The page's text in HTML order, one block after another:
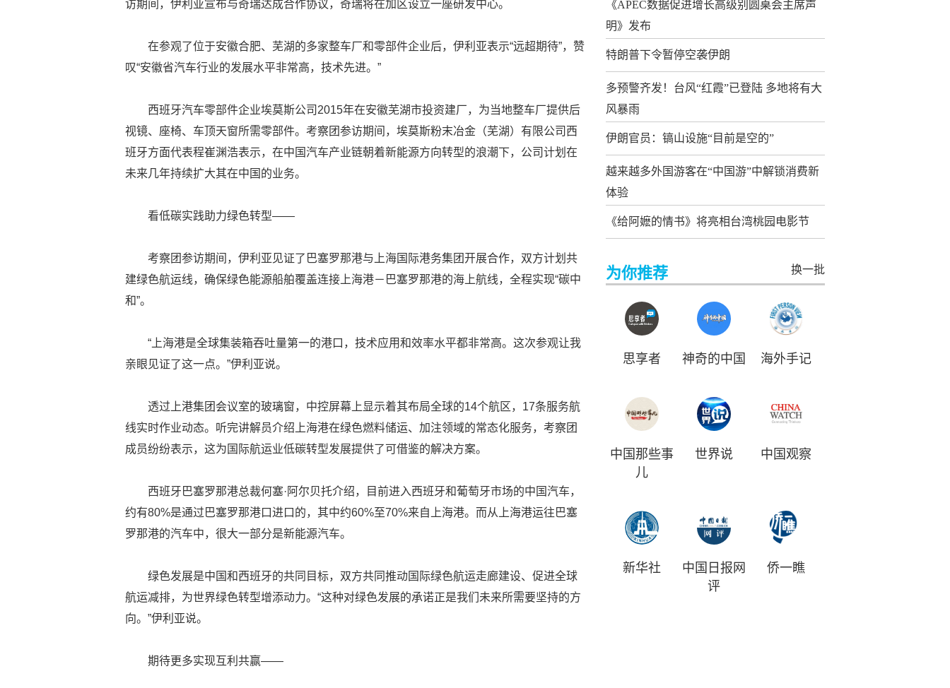
访期间，伊利亚宣布与奇瑞达成合作协议，奇瑞将在加区设立一座研发中心。
在参观了位于安徽合肥、芜湖的多家整车厂和零部件企业后，伊利亚表示“远超期待”，赞
叹“安徽省汽车行业的发展水平非常高，技术先进。”
西班牙汽车零部件企业埃莫斯公司2015年在安徽芜湖市投资建厂，为当地整车厂提供后
视镜、座椅、车顶天窗所需零部件。考察团参访期间，埃莫斯粉末冶金（芜湖）有限公司西
班牙方面代表程崔渊浩表示，在中国汽车产业链朝着新能源方向转型的浪潮下，公司计划在
未来几年持续扩大其在中国的业务。
看低碳实践助力绿色转型——
考察团参访期间，伊利亚见证了巴塞罗那港与上海国际港务集团开展合作，双方计划共
建绿色航运线，确保绿色能源船舶覆盖连接上海港－巴塞罗那港的海上航线，全程实现“碳中
和”。
“上海港是全球集装箱吞吐量第一的港口，技术应用和效率水平都非常高。这次参观让我
亲眼见证了这一点。”伊利亚说。
透过上港集团会议室的玻璃窗，中控屏幕上显示着其布局全球的14个航区，17条服务航
线实时作业动态。听完讲解员介绍上海港在绿色燃料储运、加注领域的常态化服务，考察团
成员纷纷表示，这为国际航运业低碳转型发展提供了可借鉴的解决方案。
西班牙巴塞罗那港总裁何塞·阿尔贝托介绍，目前进入西班牙和葡萄牙市场的中国汽车，
约有80%是通过巴塞罗那港口进口的，其中约60%至70%来自上海港。而从上海港运往巴塞
罗那港的汽车中，很大一部分是新能源汽车。
绿色发展是中国和西班牙的共同目标，双方共同推动国际绿色航运走廊建设、促进全球
航运减排，为世界绿色转型增添动力。“这种对绿色发展的承诺正是我们未来所需要坚持的方
向。”伊利亚说。
期待更多实现互利共赢——
《APEC数据促进增长高级别圆桌会主席声
明》发布
特朗普下令暂停空袭伊朗
多预警齐发！台风“红霞”已登陆 多地将有大
风暴雨
伊朗官员：镐山设施“目前是空的”
越来越多外国游客在“中国游”中解锁消费新
体验
《给阿嬷的情书》将亮相台湾桃园电影节
为你推荐 换一批
思享者 神奇的中国 海外手记
中国那些事
儿
世界说 中国观察
新华社
中国日报网
评
侨一瞧